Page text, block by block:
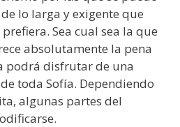
lo larga y exigente que
Sea cual sea la que
absolutamente la pena
podrá disfrutar de una
toda Sofía. Dependiendo
algunas partes del